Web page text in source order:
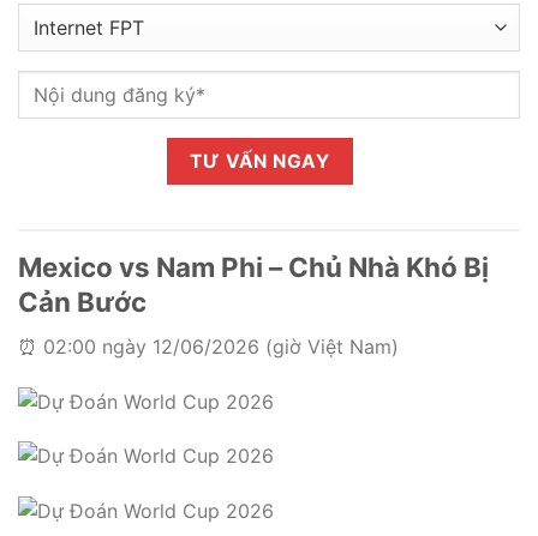
Mexico vs Nam Phi – Chủ Nhà Khó Bị
Cản Bước
⏰ 02:00 ngày 12/06/2026 (giờ Việt Nam)